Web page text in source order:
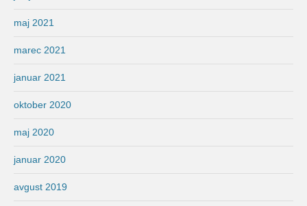
maj 2021
marec 2021
januar 2021
oktober 2020
maj 2020
januar 2020
avgust 2019